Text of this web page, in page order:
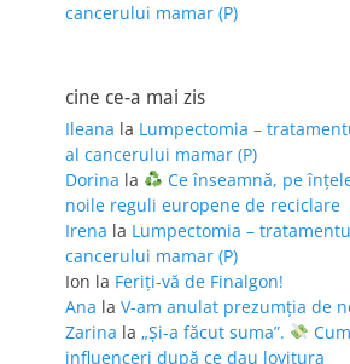
cancerului mamar (P)
cine ce-a mai zis
Ileana la Lumpectomia –
al cancerului mamar (P)
Dorina la
Ce înseamnă, pe
noile reguli europene de reciclare
Irena la Lumpectomia –
cancerului mamar (P)
Ion la Feriţi-vă de Finalgon!
Ana la V-am anulat prezumția de
Zarina la „Și-a făcut suma”.
influenceri după ce dau lovitura